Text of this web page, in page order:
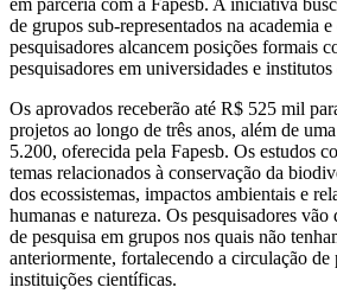
de grupos sub-representados na academia
pesquisadores alcancem posições formais
pesquisadores em universidades e institutos
Os aprovados receberão até R$ 525 mil
projetos ao longo de três anos, além de
5.200, oferecida pela Fapesb. Os estudos
temas relacionados à conservação da
dos ecossistemas, impactos ambientais e
humanas e natureza. Os pesquisadores
de pesquisa em grupos nos quais não
anteriormente, fortalecendo a circulação de
instituições científicas.